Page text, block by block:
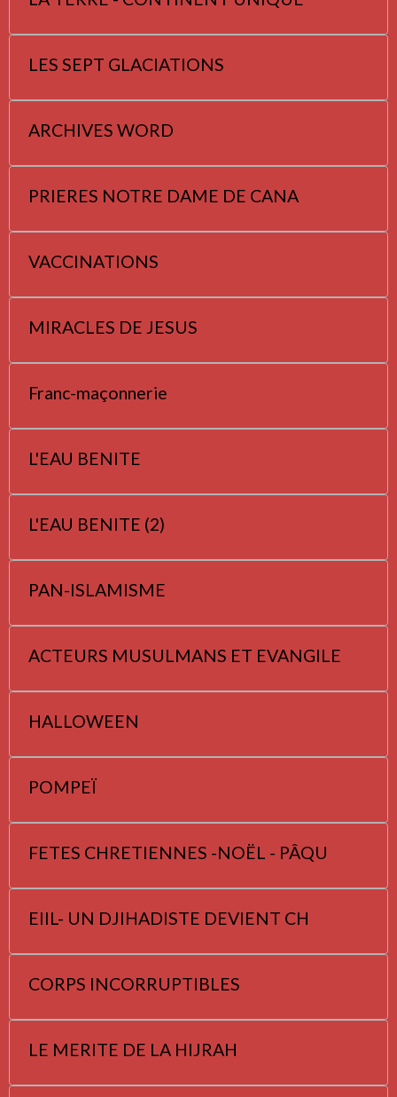
LES SEPT GLACIATIONS
ARCHIVES WORD
PRIERES NOTRE DAME DE CANA
VACCINATIONS
MIRACLES DE JESUS
Franc-maçonnerie
L'EAU BENITE
L'EAU BENITE (2)
PAN-ISLAMISME
ACTEURS MUSULMANS ET EVANGILE
HALLOWEEN
POMPEÏ
FETES CHRETIENNES -NOËL - PÂQU
EIIL- UN DJIHADISTE DEVIENT CH
CORPS INCORRUPTIBLES
LE MERITE DE LA HIJRAH